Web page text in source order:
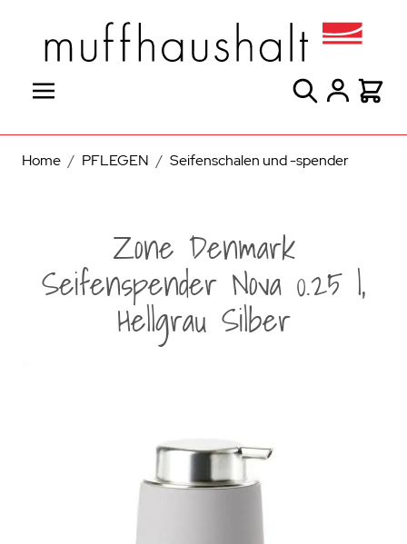
Suche
Home / PFLEGEN / Seifenschalen und -spender
Zone Denmark
Seifenspender Nova 0.25 l,
Hellgrau Silber